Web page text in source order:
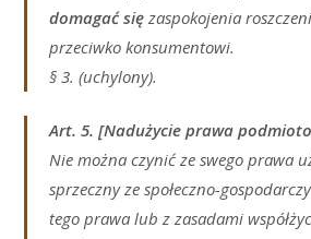
domagać się zaspokojenia
przeciwko konsumentowi.
§ 3. (uchylony).
Art. 5. [Nadużycie prawa
Nie można czynić ze swego prawa
sprzeczny ze społeczno-
tego prawa lub z zasadami